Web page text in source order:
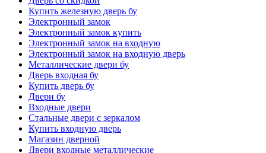
Купить железную дверь бу
Электронный замок
Электронный замок купить
Электронный замок на входную
Электронный замок на входную дверь
Металлические двери бу
Дверь входная бу
Купить дверь бу
Двери бу
Входные двери
Стальные двери с зеркалом
Купить входную дверь
Магазин дверной
Двери входные металлические